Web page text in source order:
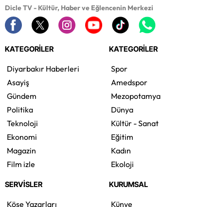
Dicle TV - Kültür, Haber ve Eğlencenin Merkezi
KATEGORİLER
Diyarbakır Haberleri
Asayiş
Gündem
Politika
Teknoloji
Ekonomi
Magazin
Film izle
KATEGORİLER
Spor
Amedspor
Mezopotamya
Dünya
Kültür - Sanat
Eğitim
Kadın
Ekoloji
SERVİSLER
Köşe Yazarları
KURUMSAL
Künye